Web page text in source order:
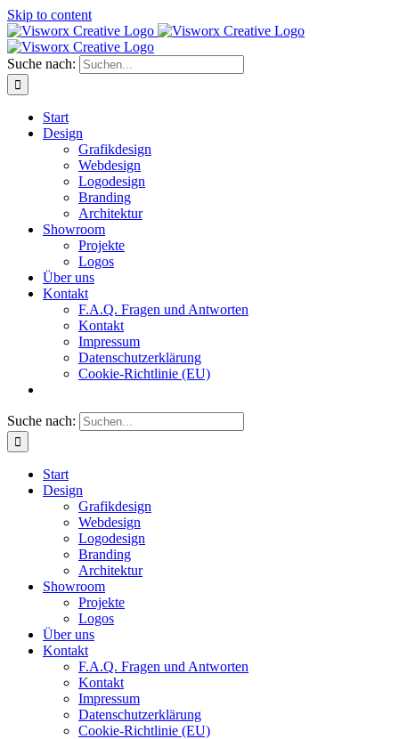
Skip to content
Suche nach:
Start
Design
Grafikdesign
Webdesign
Logodesign
Branding
Architektur
Showroom
Projekte
Logos
Über uns
Kontakt
F.A.Q. Fragen und Antworten
Kontakt
Impressum
Datenschutzerklärung
Cookie-Richtlinie (EU)
Suche nach:
Start
Design
Grafikdesign
Webdesign
Logodesign
Branding
Architektur
Showroom
Projekte
Logos
Über uns
Kontakt
F.A.Q. Fragen und Antworten
Kontakt
Impressum
Datenschutzerklärung
Cookie-Richtlinie (EU)